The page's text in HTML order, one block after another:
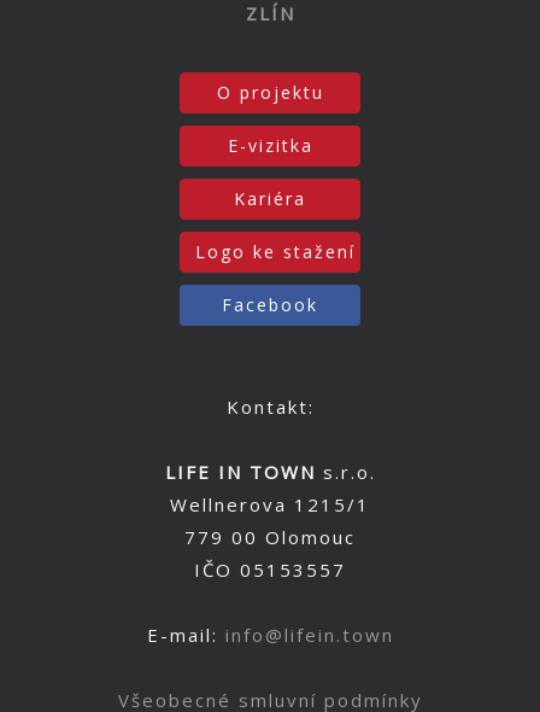
ZLÍN
O projektu
E-vizitka
Kariéra
Logo ke stažení
Facebook
Kontakt:
LIFE IN TOWN s.r.o.
Wellnerova 1215/1
779 00 Olomouc
IČO 05153557
E-mail: info@lifein.town
Všeobecné smluvní podmínky